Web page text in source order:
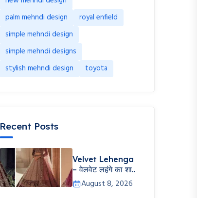
palm mehndi design
royal enfield
simple mehndi design
simple mehndi designs
stylish mehndi design
toyota
Recent Posts
Velvet Lehenga
– वेलवेट लहंगे का शा..
August 8, 2026